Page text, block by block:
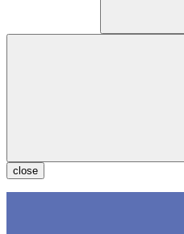
close